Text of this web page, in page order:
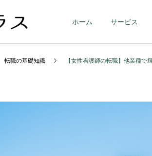
ホーム サービス
転職の基礎知識 【女性看護師の転職】他業種で